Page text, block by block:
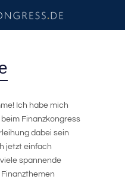
Ich habe mich
Finanzkongress
dabei sein
jetzt einfach
spannende